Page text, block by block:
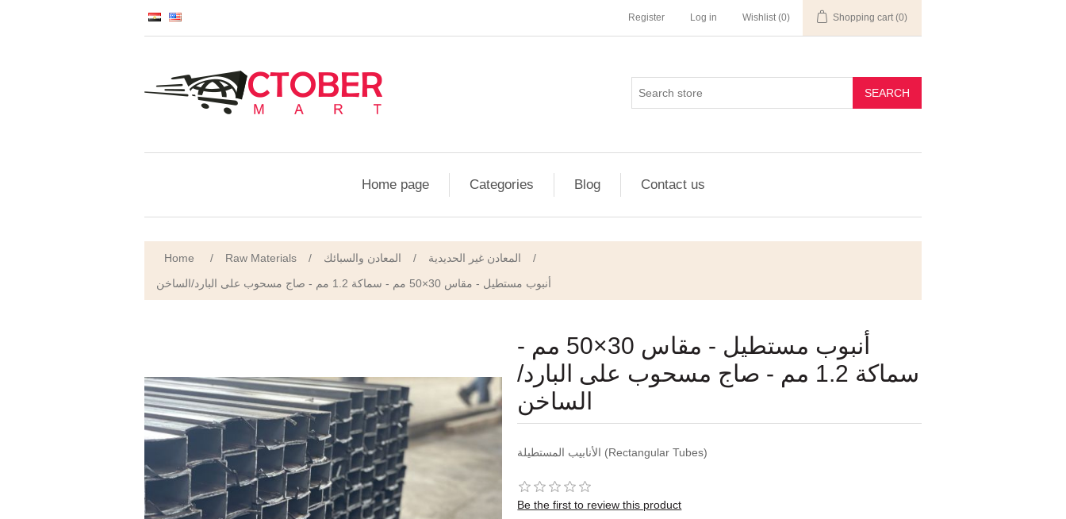
Register Log in Wishlist (0) Shopping cart (0)
SEARCH
Home page Categories Blog Contact us
Home / Raw Materials / المعادن والسبائك / المعادن غير الحديدية
/
أنبوب مستطيل - مقاس 30×50 مم - سماكة 1.2 مم - صاج مسحوب على البارد/الساخن
أنبوب مستطيل - مقاس 30×50 مم -
سماكة 1.2 مم - صاج مسحوب على البارد/
الساخن
الأنابيب المستطيلة (Rectangular Tubes)
Be the first to review this product